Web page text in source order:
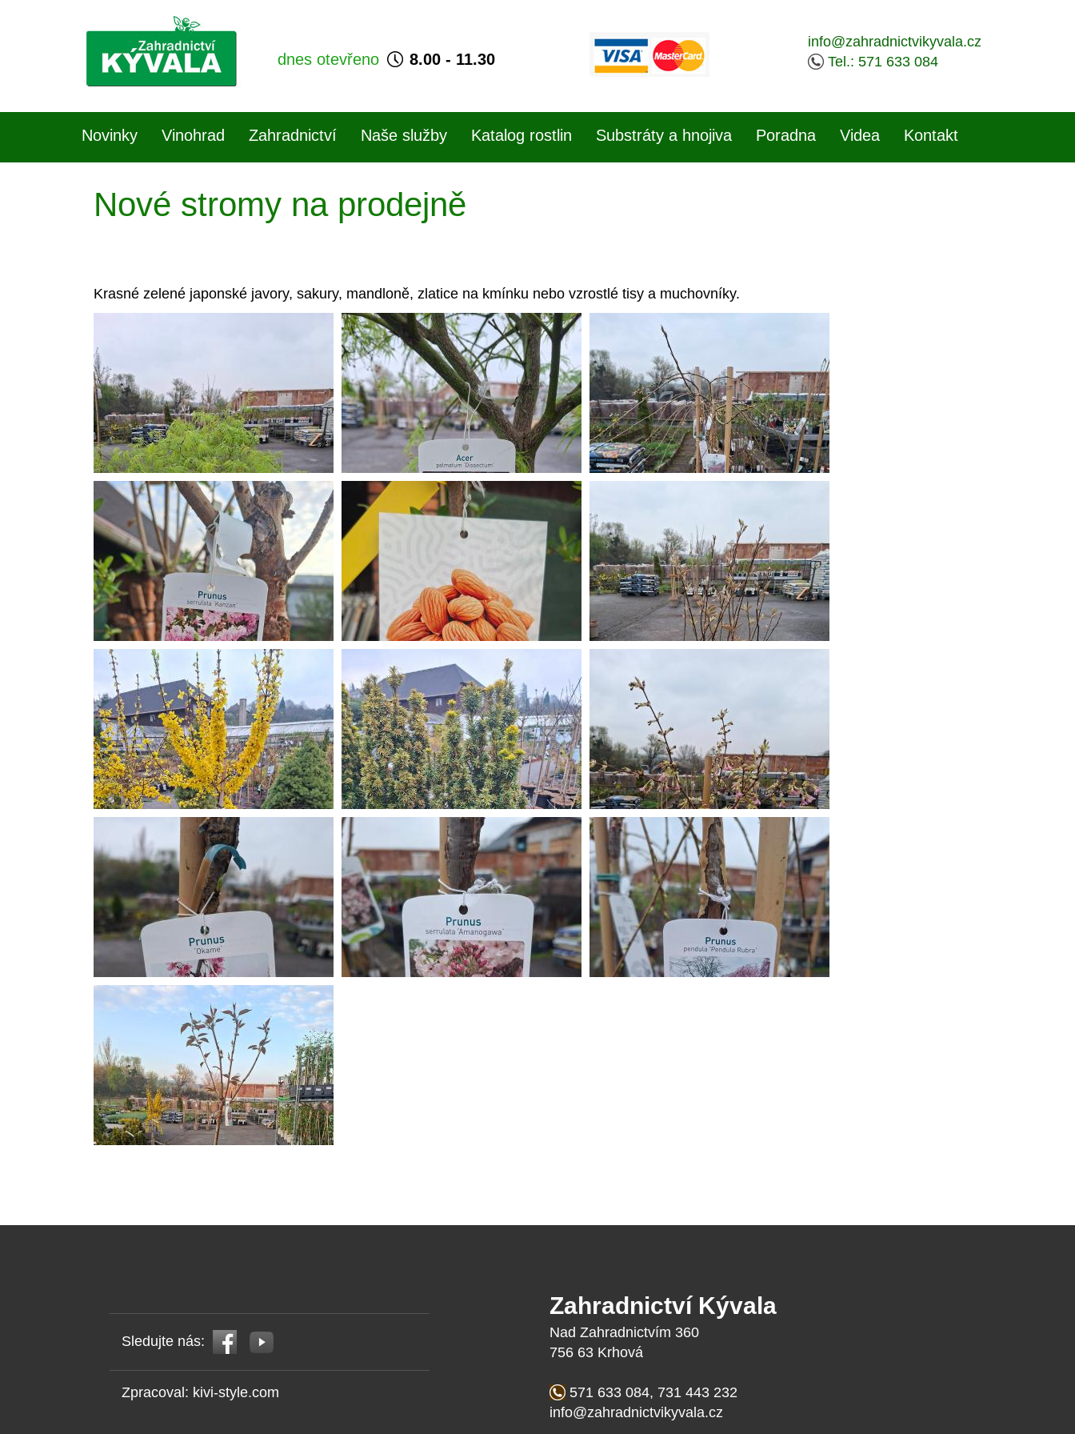
dnes otevřeno 8.00 - 11.30
info@zahradnictvikyvala.cz
Tel.: 571 633 084
Novinky Vinohrad Zahradnictví Naše služby Katalog rostlin Substráty a hnojiva Poradna Videa Kontakt
Nové stromy na prodejně
Krasné zelené japonské javory, sakury, mandloně, zlatice na kmínku nebo vzrostlé tisy a muchovníky.
Sledujte nás:
Zpracoval: kivi-style.com
Zahradnictví Kývala
Nad Zahradnictvím 360
756 63 Krhová
571 633 084, 731 443 232
info@zahradnictvikyvala.cz